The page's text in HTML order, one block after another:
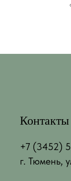
Контакты
+7 (3452)
г. Тюмень,